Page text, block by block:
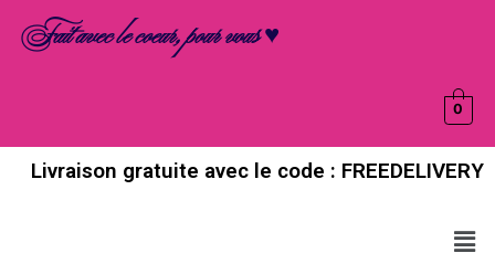
Fait avec le coeur, pour vous ♥
0
Livraison gratuite avec le code : FREEDELIVERY